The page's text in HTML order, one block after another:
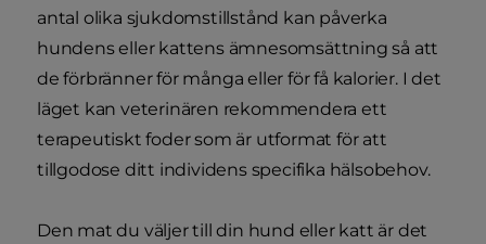
antal olika sjukdomstillstånd kan påverka
hundens eller kattens ämnesomsättning så att
de förbränner för många eller för få kalorier. I det
läget kan veterinären rekommendera ett
terapeutiskt foder som är utformat för att
tillgodose ditt individens specifika hälsobehov.
Den mat du väljer till din hund eller katt är det